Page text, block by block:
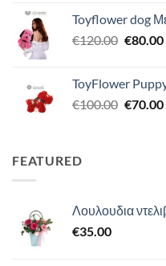
was:
€120.00.
Toyflower dog
€120.00 Original
€80.00Η
ToyFlower
€100.00 Original
€70.00Η
FEATURED
Λουλουδια
€35.00